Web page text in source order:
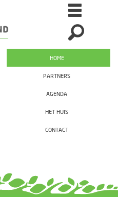
HOME
PARTNERS
AGENDA
HET HUIS
CONTACT